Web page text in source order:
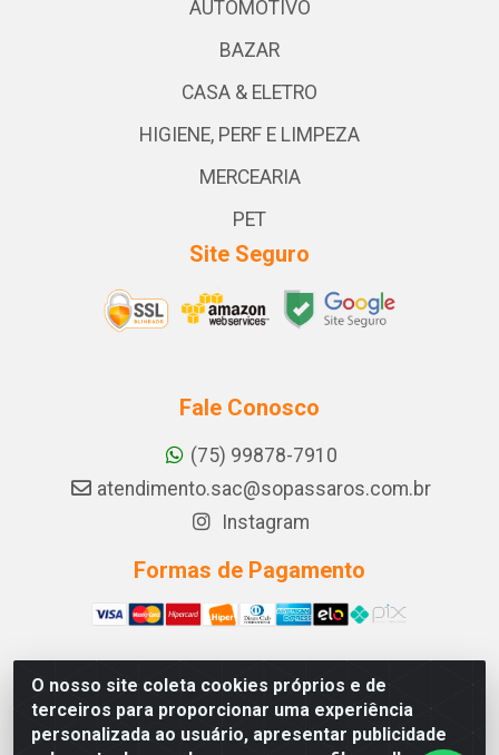
O nosso site coleta cookies próprios e de
terceiros para proporcionar uma experiência
personalizada ao usuário, apresentar publicidade
AUTOMOTIVO
BAZAR
CASA & ELETRO
HIGIENE, PERF E LIMPEZA
MERCEARIA
PET
Site Seguro
Fale Conosco
(75) 99878-7910
atendimento.sac@sopassaros.com.br
Instagram
Formas de Pagamento
A PINA DOS SANTOS DELEZZOTTE LTDA - RODOVIA BA
233, 27 - ZONA RURAL, ITABERABA/BA - CEP 46.880-
000 - CNPJ 30.578.948/0001-90